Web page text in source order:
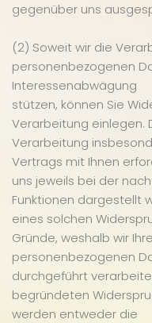
gegenüber uns
(2) Soweit wir die
personenbezogenen
Interessenabwägung
stützen, können Sie
Verarbeitung einlegen.
Verarbeitung
Vertrags mit Ihnen
uns jeweils bei der
Funktionen dargestellt
eines solchen
Gründe, weshalb wir Ihre
personenbezogenen
durchgeführt
begründeten
werden entweder die